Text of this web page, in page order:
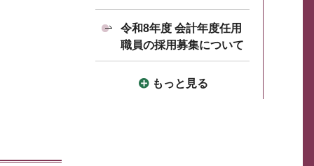
令和8年度 会計年度任用
職員の採用募集について
もっと見る